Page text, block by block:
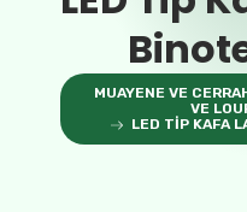
MUAYENE VE
VE
LED TIP KAFA